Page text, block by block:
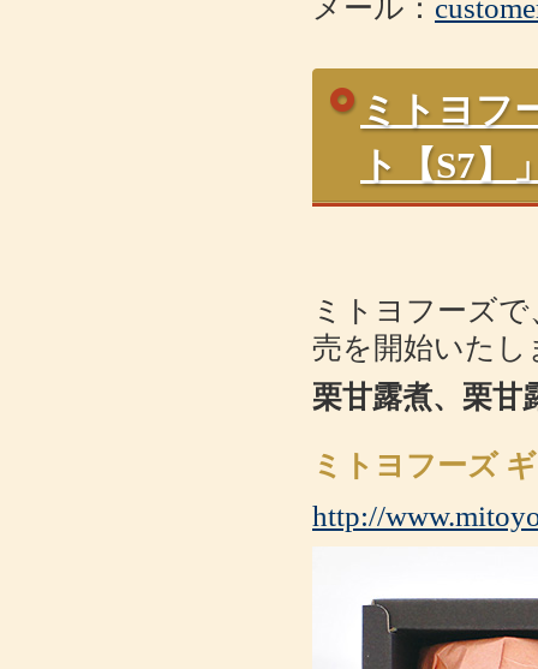
メール：
ミトヨフ
ト【S7
ミトヨフーズ
売を開始いたし
栗甘露煮、栗甘
ミトヨフーズ
http://